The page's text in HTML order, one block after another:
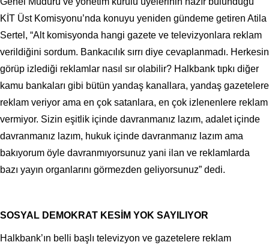
KİT Üst Komisyonu’nda konuyu yeniden gündeme getiren Atila
Sertel, “Alt komisyonda hangi gazete ve televizyonlara reklam
verildiğini sordum. Bankacılık sırrı diye cevaplanmadı. Herkesin
görüp izlediği reklamlar nasıl sır olabilir? Halkbank tıpkı diğer
kamu bankaları gibi bütün yandaş kanallara, yandaş gazetelere
reklam veriyor ama en çok satanlara, en çok izlenenlere reklam
vermiyor. Sizin eşitlik içinde davranmanız lazım, adalet içinde
davranmanız lazım, hukuk içinde davranmanız lazım ama
bakıyorum öyle davranmıyorsunuz yani ilan ve reklamlarda
bazı yayın organlarını görmezden geliyorsunuz” dedi.
SOSYAL DEMOKRAT KESİM YOK SAYILIYOR
Halkbank’ın belli başlı televizyon ve gazetelere reklam